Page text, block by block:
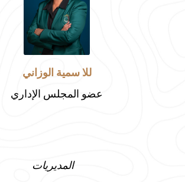
للا سمية الوزاني
عضو المجلس الإداري
المديريات